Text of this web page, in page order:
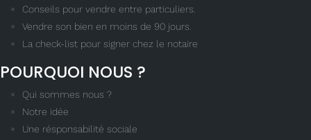
Conseils pour vendre entre particuliers.
Vendre son bien en moins de 90 jours.
La check-list pour signer chez le notaire
POURQUOI NOUS ?
Qui sommes nous ?
Notre idée
Une résponsabilité sociale